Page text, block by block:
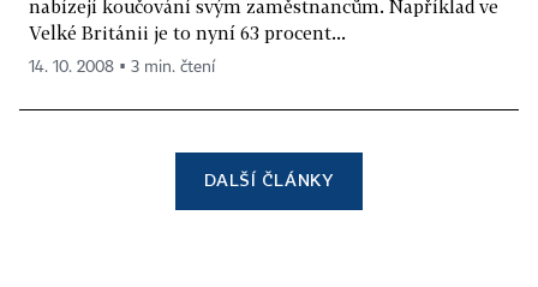
nabízejí koučování svým zaměstnancům. Například ve
Velké Británii je to nyní 63 procent...
14. 10. 2008 ▪ 3 min. čtení
DALŠÍ ČLÁNKY